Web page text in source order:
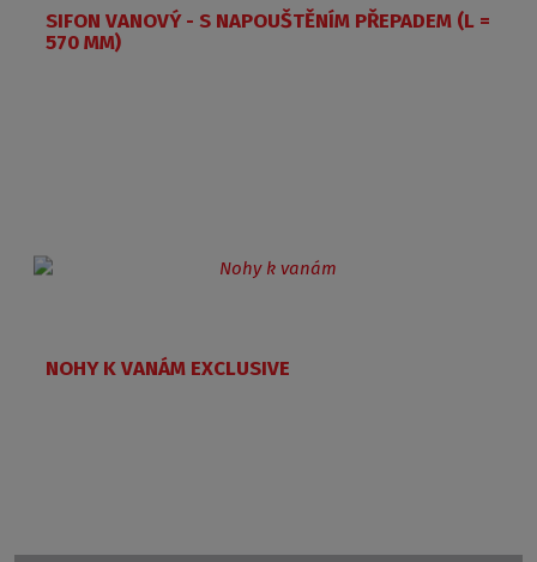
SIFON VANOVÝ - S NAPOUŠTĚNÍM PŘEPADEM (L =
570 MM)
NOHY K VANÁM EXCLUSIVE